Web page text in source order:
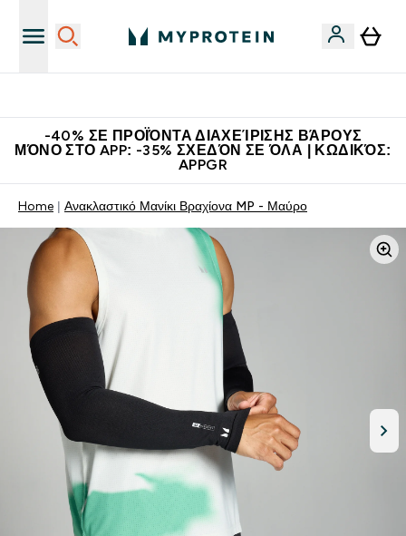
-40% ΣΕ ΠΡΟΪΌΝΤΑ ΔΙΑΧΕΊΡΙΣΗΣ ΒΆΡΟΥΣ
ΜΌΝΟ ΣΤΟ APP: -35% ΣΧΕΔΌΝ ΣΕ ΌΛΑ | ΚΩΔΙΚΌΣ:
APPGR
Home Ανακλαστικό Μανίκι Βραχίονα MP - Μαύρο